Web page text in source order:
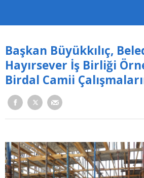
Başkan Büyükkılıç,
Hayırsever İş Birliği
Birdal Camii